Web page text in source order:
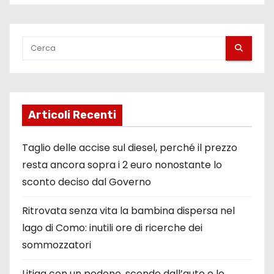
Articoli Recenti
Taglio delle accise sul diesel, perché il prezzo
resta ancora sopra i 2 euro nonostante lo
sconto deciso dal Governo
Ritrovata senza vita la bambina dispersa nel
lago di Como: inutili ore di ricerche dei
sommozzatori